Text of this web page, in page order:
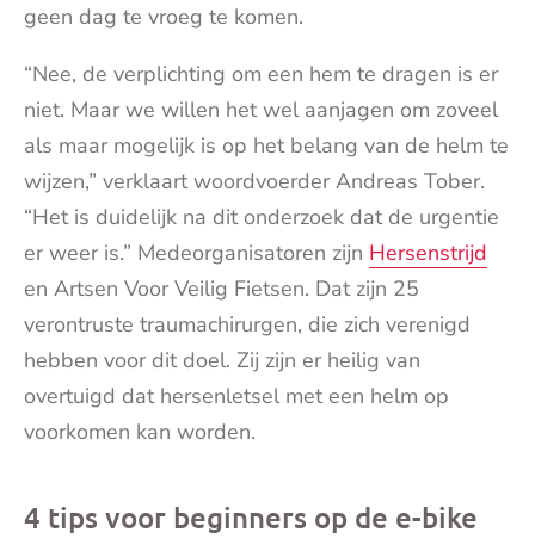
geen dag te vroeg te komen.
“Nee, de verplichting om een hem te dragen is er
niet. Maar we willen het wel aanjagen om zoveel
als maar mogelijk is op het belang van de helm te
wijzen,” verklaart woordvoerder Andreas Tober.
“Het is duidelijk na dit onderzoek dat de urgentie
er weer is.” Medeorganisatoren zijn Hersenstrijd
en Artsen Voor Veilig Fietsen. Dat zijn 25
verontruste traumachirurgen, die zich verenigd
hebben voor dit doel. Zij zijn er heilig van
overtuigd dat hersenletsel met een helm op
voorkomen kan worden.
4 tips voor beginners op de e-bike